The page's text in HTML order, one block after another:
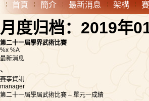
首頁 簡介 最新消息 架構
月度归档：2019年
第二十一屆學界武術比賽
%x %A
最新消息
、
賽事資訊
manager
第二十一屆學屆武術比賽 – 單元一成績